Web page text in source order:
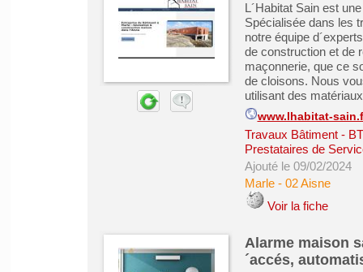
L´Habitat Sain est
Spécialisée dans les
notre équipe
de construction et de
maçonnerie, que ce
de cloisons. Nous
utilisant des
www.lhabitat-
Travaux Bâtiment -
Prestataires de
Ajouté le 09/02/2024
Marle- 02 Aisne
Voir la fiche
Alarme maison
´accés,